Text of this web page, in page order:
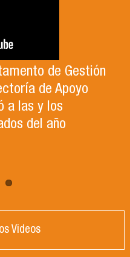
de Gestión
de Apoyo
a las y los
del año
conoceremos el
por el
de
de la Facultad
Uni
de nuestro
para el cargo
2025-2026.
Videos